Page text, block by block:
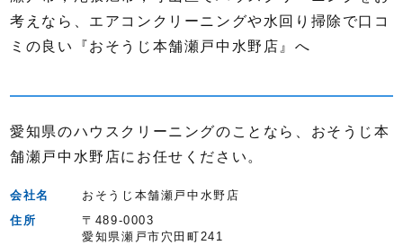
考えなら、エアコンクリーニングや水回り掃除で口コ
ミの良い『おそうじ本舗瀬戸中水野店』へ
愛知県のハウスクリーニングのことなら、おそうじ本
舗瀬戸中水野店にお任せください。
会社名
おそうじ本舗瀬戸中水野店
住所
〒489-0003
愛知県瀬戸市穴田町241